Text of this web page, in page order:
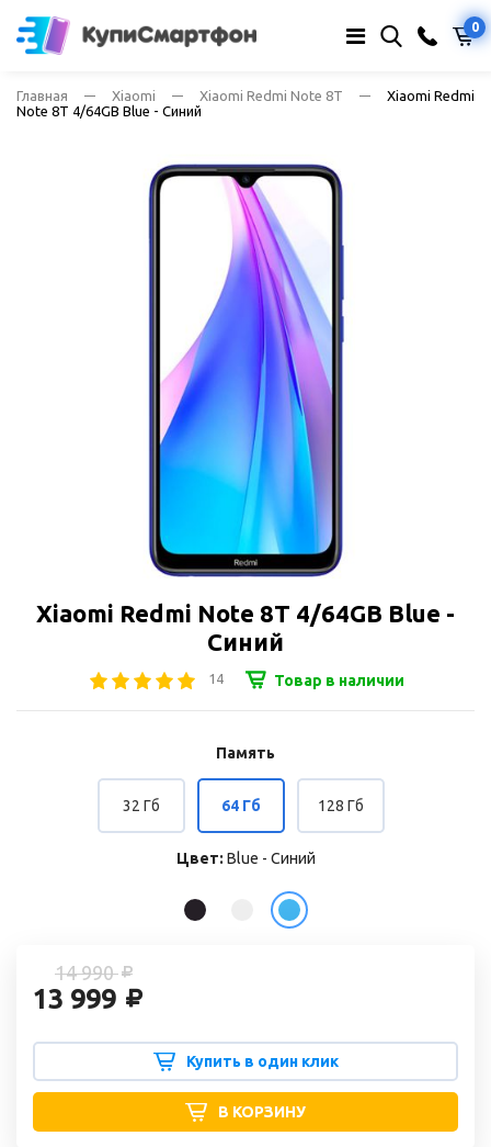
0
Главная Xiaomi Xiaomi Redmi Note 8T
Xiaomi Redmi
Note 8T 4/64GB Blue - Синий
Xiaomi Redmi Note 8T 4/64GB Blue -
Синий
14 Товар в наличии
Память
32 Гб 64 Гб 128 Гб
Цвет: Blue - Синий
14 990
13 999
Купить в один клик
В КОРЗИНУ